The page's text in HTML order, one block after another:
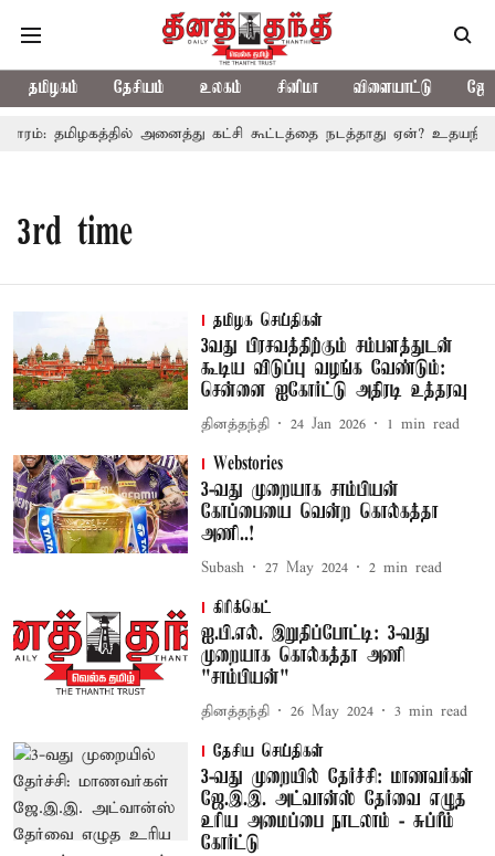
தமிழகம் தேசியம் உலகம் சினிமா விளையாட்டு
தமிழகத்தில் அனைத்து கட்சி கூட்டத்தை நடத்தாது ஏன்? உதயநிதி
3rd time
தமிழக செய்திகள்
3வது பிரசவத்திற்கும் சம்பளத்துடன்
கூடிய விடுப்பு வழங்க வேண்டும்:
சென்னை ஐகோர்ட்டு அதிரடி உத்தரவு
தினத்தந்தி 24 Jan 2026 1 min read
Webstories
3-வது முறையாக சாம்பியன்
கோப்பையை வென்ற கொல்கத்தா
அணி..!
Subash 27 May 2024 2 min read
கிரிக்கெட்
ஐ.பி.எல். இறுதிப்போட்டி: 3-வது
முறையாக கொல்கத்தா அணி
"சாம்பியன்"
தினத்தந்தி 26 May 2024 3 min read
தேசிய செய்திகள்
3-வது முறையில் தேர்ச்சி: மாணவர்கள்
ஜே.இ.இ. அட்வான்ஸ் தேர்வை எழுத
உரிய அமைப்பை நாடலாம் - சுப்ரீம்
கோர்ட்டு